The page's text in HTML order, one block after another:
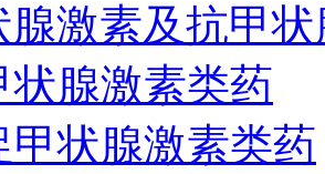
腺激素及抗甲
状腺激素类药
甲状腺激素类药